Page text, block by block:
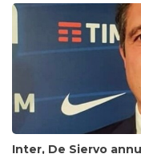
Inter, De Siervo